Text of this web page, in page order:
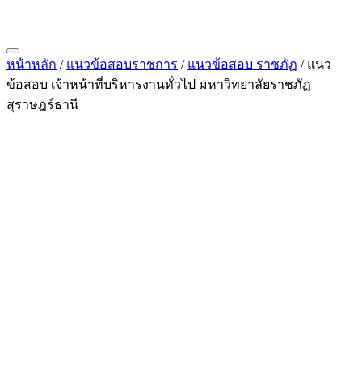
หน้าหลัก / แนวข้อสอบราชการ / แนวข้อสอบ ราชภัฏ / แนว
ข้อสอบ เจ้าหน้าที่บริหารงานทั่วไป มหาวิทยาลัยราชภัฏ
สุราษฎร์ธานี